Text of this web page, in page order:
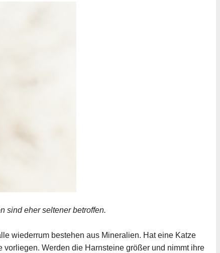
sind eher seltener betroffen.
wiederrum bestehen aus Mineralien. Hat eine Katze
Werden die Harnsteine größer und nimmt ihre